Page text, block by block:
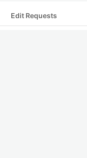
Edit Requests